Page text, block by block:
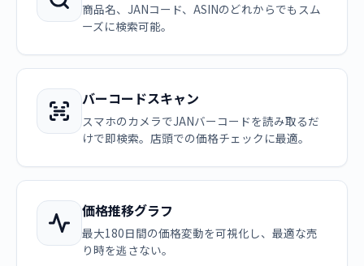
商品名、JANコード、ASINのどれからでもスム
ーズに検索可能。
バーコードスキャン
スマホのカメラでJANバーコードを読み取るだ
けで即検索。店頭での価格チェックに最適。
価格推移グラフ
最大180日間の価格変動を可視化し、最適な売
り時を逃さない。